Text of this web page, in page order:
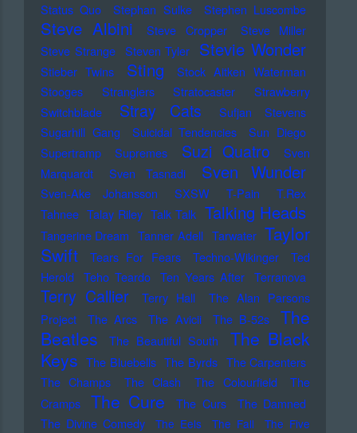
Status Quo
Stephan Sulke Stephen Luscombe
Steve Albini Steve Cropper
Steve Miller
Steve Strange Steven Tyler Stevie Wonder
Stieber Twins Sting
Stock Aitken Waterman
Stooges
Stranglers Stratocaster
Strawberry
Switchblade
Stray Cats
Sufjan Stevens
Sugarhill Gang
Suicidal Tendencies
Sun Diego
Supertramp
Supremes Suzi Quatro
Sven
Marquardt
Sven Tasnadi Sven Wunder
Sven-Ake Johansson SXSW T-Pain
T.Rex
Tahnee Talay Riley Talk Talk Talking Heads
Tangerine Dream Tanner Adell Tarwater Taylor
Swift
Tears For Fears Techno-Wikinger
Ted
Herold
Teho Teardo Ten Years After Terranova
Terry Callier Terry Hall
The Alan Parsons
Project
The Arcs The Avicii The B-52s
The
Beatles
The Beautiful South
The Black
Keys The Bluebells The Byrds The Carpenters
The Champs
The Clash The Colourfield
The
Cramps
The Cure The Curs
The Damned
The Divine Comedy
The Eels The Fall
The Five